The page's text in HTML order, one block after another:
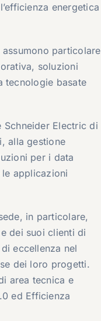
energetica
particolare
soluzioni
tecnologie basate
Schneider Electric di
alla gestione
per i data
applicazioni
in particolare,
dei suoi clienti di
eccellenza nel
dei loro progetti.
area tecnica e
ed Efficienza